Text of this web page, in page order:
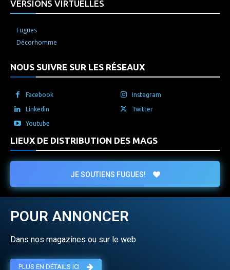
VERSIONS VIRTUELLES
Fugues
Décorhomme
NOUS SUIVRE SUR LES RÉSEAUX
Facebook Instagram
Linkedin Twitter
Youtube
LIEUX DE DISTRIBUTION DES MAGS
JE SOUTIENS FUGUES!
POUR ANNONCER
Dans nos magazines ou sur le web
PLUS EN DÉTAILS ICI